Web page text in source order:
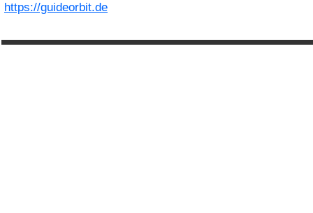
https://guideorbit.de